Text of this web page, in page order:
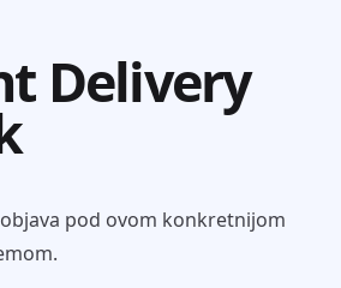
Delivery
pod ovom konkretnijom